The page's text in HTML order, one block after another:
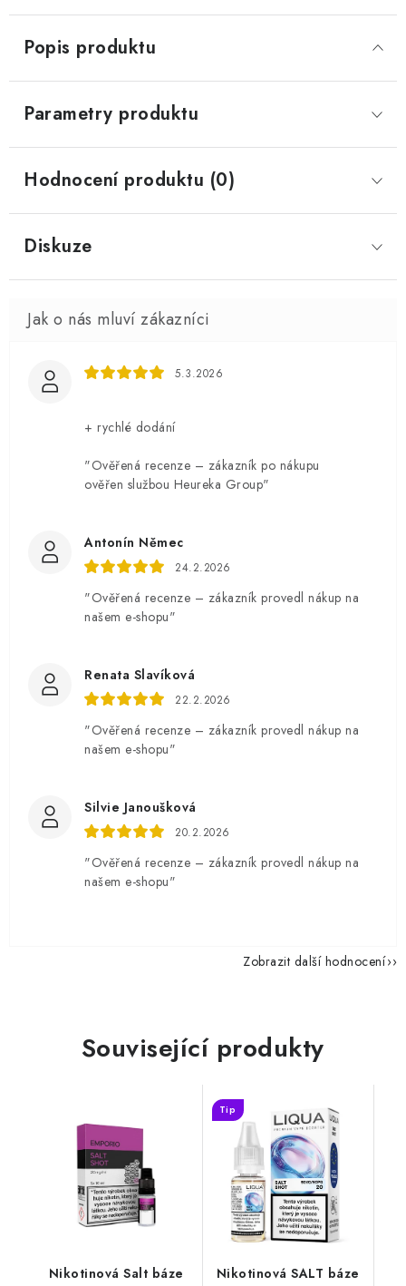
Popis produktu
Parametry produktu
Hodnocení produktu (0)
Diskuze
5.3.2026
+ rychlé dodání
"Ověřená recenze – zákazník po nákupu
ověřen službou Heureka Group"
Antonín Němec
24.2.2026
"Ověřená recenze – zákazník provedl nákup na
našem e-shopu"
Renata Slavíková
22.2.2026
"Ověřená recenze – zákazník provedl nákup na
našem e-shopu"
Silvie Janoušková
20.2.2026
"Ověřená recenze – zákazník provedl nákup na
našem e-shopu"
Zobrazit další hodnocení
Související produkty
Nikotinová Salt báze
Nikotinová SALT báze
Tip